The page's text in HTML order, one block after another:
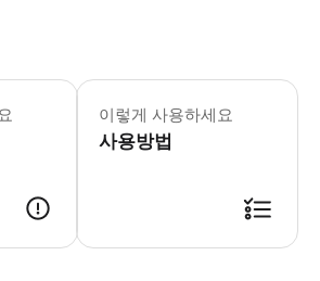
티켓 수령을 위해 대기하는 줄은 건너
이렇게 사용하세요
사용방법